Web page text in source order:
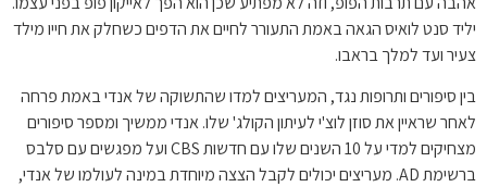
יליד סנט לואיס הגאה באמת התעורר לחיים את הדפים כשחלק את חייו מילד
צעיר ועד למלך בראבו.
בין סיפורים ותרופות נגד, המעריצים למדו שהתשוקה של אנדי באמת פרחה
לאחר שראיין את סוזן לוצ'י לעיתון הקולג' שלו. אנדי ממשיך ומספר סיפורים
מצחיקים למדי על 10 השנים שלו עם חדשות CBS ועל מפגשים עם סלבס
ברשימת AD. מעריצים יכולים לקבל הצצה מיוחדת במינה לעולמו של אנדי,